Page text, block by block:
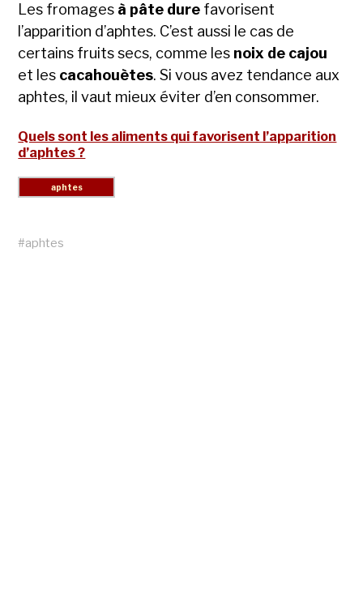
Les fromages à pâte dure favorisent
l’apparition d’aphtes. C’est aussi le cas de
certains fruits secs, comme les noix de cajou
et les cacahouètes. Si vous avez tendance aux
aphtes, il vaut mieux éviter d’en consommer.
Quels sont les aliments qui favorisent l’apparition
d’aphtes ?
#aphtes